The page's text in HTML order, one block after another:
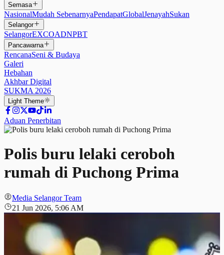
Semasa
NasionalMudah SebenarnyaPendapatGlobalJenayahSukan
Selangor
SelangorEXCOADNPBT
Pancawarna
RencanaSeni & Budaya
Galeri
Hebahan
Akhbar Digital
SUKMA 2026
Light Theme
Aduan Penerbitan
Polis buru lelaki ceroboh
rumah di Puchong Prima
Media Selangor Team
21 Jun 2026, 5:06 AM